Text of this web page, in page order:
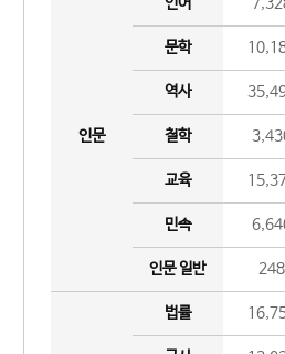
인문
문학
역사
철학
교육
민속
인문 일반 248
법률